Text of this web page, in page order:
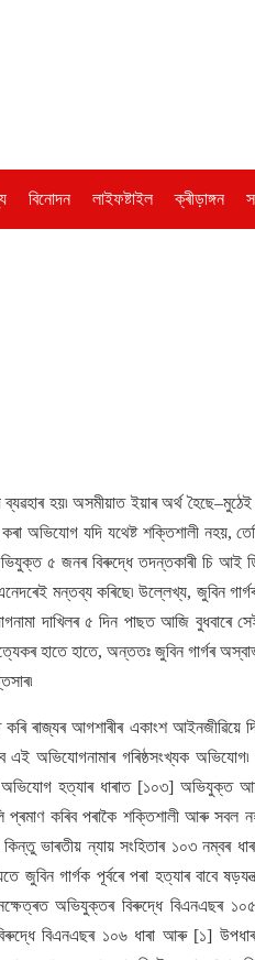
বিনোদন লাইফষ্টাইল ক্ৰীড়াঙ্গন
হয়৷ অসমীয়াত ইয়াৰ অৰ্থ
অভিযোগ যদি যথেষ্ট শক্তিশালী নহয়,
৫ জনৰ বিৰুদ্ধে তদন্তকাৰী চি
মন্তব্য কৰিছে৷ উল্লেখ্য, জুবিন
দাখিলৰ ৫ দিন পাছত আজি বুধবাৰে সেই
হাতে হাতে, অন্ততঃ জুবিন গাৰ্গৰ
ৰাজ্যৰ আগশাৰীৰ একাংশ আইনজীৱিয়ে
অভিযোগনামাৰ গৰিষ্ঠসংখ্যক অভিযোগ৷
অভিযোগ হত্যাৰ ধাৰাত [১০৩] অভিযুক্ত
প্ৰমাণ কৰিব পৰাকৈ শক্তিশালী আৰু সবল
ভাৰতীয় ন্যায় সংহিতাৰ ১০৩ নম্বৰ
গাৰ্গক পূৰ্বৰে পৰা হত্যাৰ বাবে
অভিযুক্তৰ বিৰুদ্ধে বিএনএছৰ
বিএনএছৰ ১০৬ ধাৰা আৰু [১]